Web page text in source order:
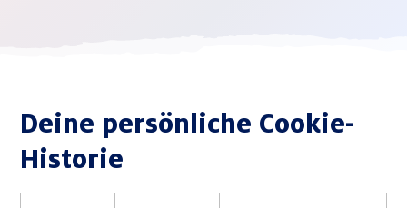
Deine persönliche Cookie-
Historie